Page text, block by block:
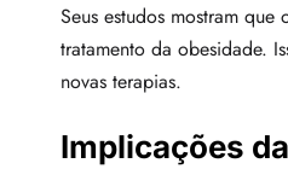
Seus estudos mostram
tratamento da obesidade.
novas terapias.
Implicações